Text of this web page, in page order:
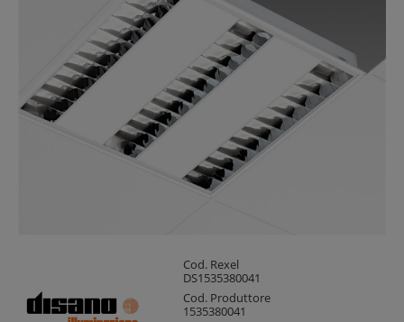
Cod. Rexel
DS1535380041
Cod. Produttore
1535380041